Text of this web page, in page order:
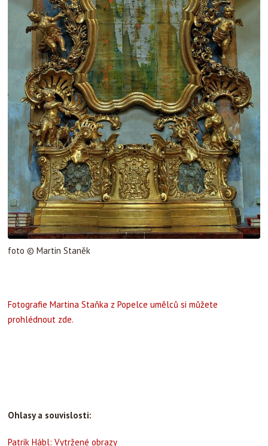
foto © Martin Staněk
Fotografie Martina Staňka z Popelce umělců si můžete
prohlédnout zde.
Ohlasy a souvislosti:
Patrik Hábl: Vytržené obrazy